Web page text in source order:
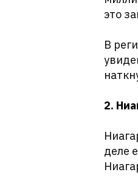
это
В
2.
деле